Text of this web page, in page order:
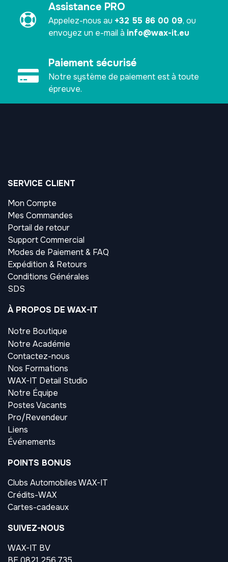
Assistance PRO
Appelez-nous au +32 55 86 00 09, ou
envoyez un e-mail à info@wax-it.eu
Paiement sécurisé ​
Notre système de paiement est à toute
épreuve.
SERVICE CLIENT
Mon Compte
Mes Commandes
Portail de retour
Support Commercial
Modes de Paiement & FAQ
Expédition & Retours
Conditions Générales
SDS
À PROPOS DE WAX-IT
Notre Boutique
Notre Académie
Contactez-nous
Nos Formations
WAX-IT Detail Studio
Notre Équipe
Postes Vacants
Pro/Revendeur
Liens
Événements
POINTS BONUS
Clubs Automobiles WAX-IT
Crédits-WAX
Cartes-cadeaux
SUIVEZ-NOUS
WAX-IT BV